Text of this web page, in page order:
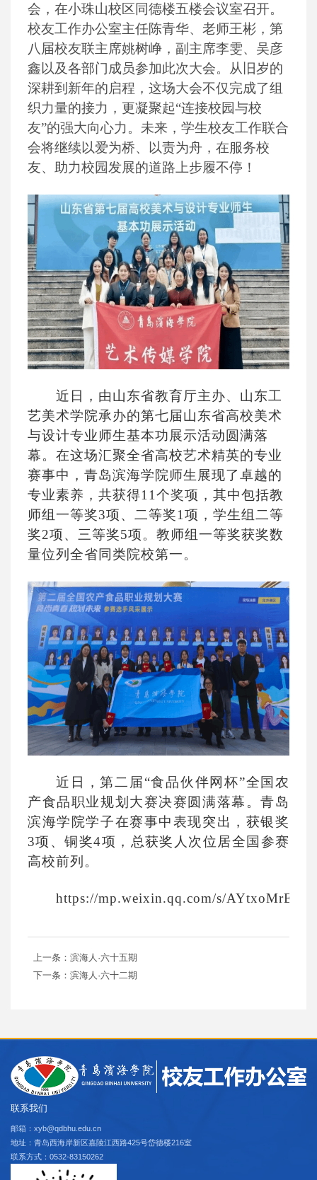
会，在小珠山校区同德楼五楼会议室召开。
校友工作办公室主任陈青华、老师王彬，第
八届校友联主席姚树峥，副主席李雯、吴彦
鑫以及各部门成员参加此次大会。从旧岁的
深耕到新年的启程，这场大会不仅完成了组
织力量的接力，更凝聚起“连接校园与校
友”的强大向心力。未来，学生校友工作联合
会将继续以爱为桥、以责为舟，在服务校
友、助力校园发展的道路上步履不停！
近日，由山东省教育厅主办、山东工
艺美术学院承办的第七届山东省高校美术
与设计专业师生基本功展示活动圆满落
幕。在这场汇聚全省高校艺术精英的专业
赛事中，青岛滨海学院师生展现了卓越的
专业素养，共获得11个奖项，其中包括教
师组一等奖3项、二等奖1项，学生组二等
奖2项、三等奖5项。教师组一等奖获奖数
量位列全省同类院校第一。
近日，第二届“食品伙伴网杯”全国农
产食品职业规划大赛决赛圆满落幕。青岛
滨海学院学子在赛事中表现突出，获银奖
3项、铜奖4项，总获奖人次位居全国参赛
高校前列。
https://mp.weixin.qq.com/s/
上一条：滨海人·六十五期
下一条：滨海人·六十二期
联系我们
邮箱：xyb@qdbhu.edu.cn
地址：青岛西海岸新区嘉陵江西路425号岱德楼216室
联系方式：0532-83150262